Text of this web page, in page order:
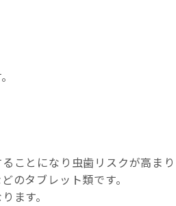
ことになり虫歯リスクが高まり
のタブレット類です。
ます。